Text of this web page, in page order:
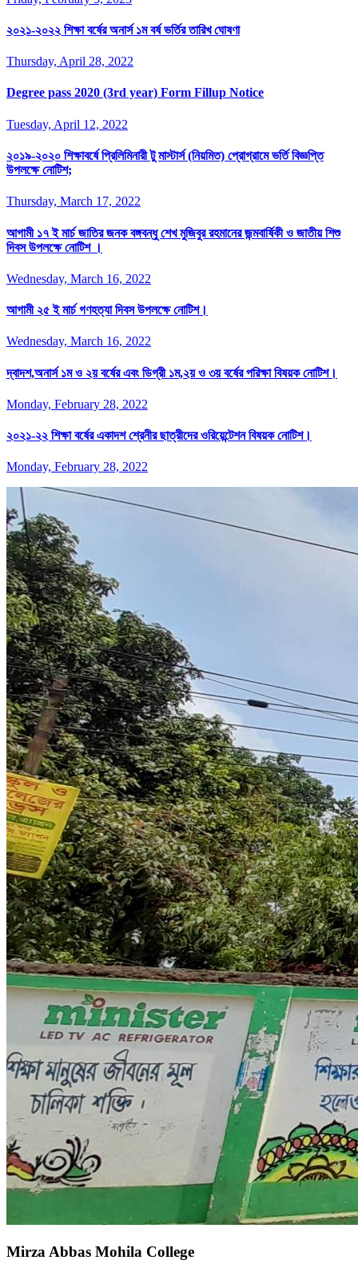
২০২১-২০২২ শিক্ষা বর্ষের অনার্স ১ম বর্ষ ভর্তির তারিখ ঘোষণা
Thursday, April 28, 2022
Degree pass 2020 (3rd year) Form Fillup Notice
Tuesday, April 12, 2022
২০১৯-২০২০ শিক্ষাবর্ষে প্রিলিমিনারী টু মাস্টার্স (নিয়মিত) প্রোগ্রামে ভর্তি বিজ্ঞপ্তি
উপলক্ষে নোটিশ;
Thursday, March 17, 2022
আগামী ১৭ ই মার্চ জাতির জনক বঙ্গবন্ধু শেখ মুজিবুর রহমানের জন্মবার্ষিকী ও জাতীয় শিশু
দিবস উপলক্ষে নোটিশ ।
Wednesday, March 16, 2022
আগামী ২৫ ই মার্চ গণহত্যা দিবস উপলক্ষে নোটিশ।
Wednesday, March 16, 2022
দ্বাদশ,অনার্স ১ম ও ২য় বর্ষের এবং ডিগ্রী ১ম,২য় ও ৩য় বর্ষের পরিক্ষা বিষয়ক নোটিশ।
Monday, February 28, 2022
২০২১-২২ শিক্ষা বর্ষের একাদশ শ্রেনীর ছাত্রীদের ওরিয়েন্টেশন বিষয়ক নোটিশ।
Monday, February 28, 2022
Mirza Abbas Mohila College